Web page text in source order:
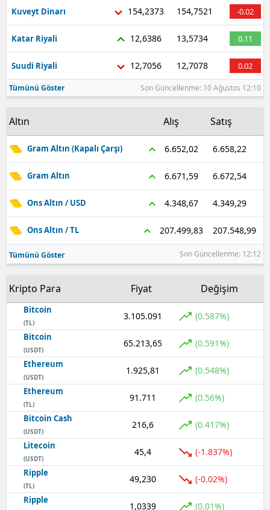
Kuveyt Dinarı 154,2373 154,7521 -0.02
Katar Riyali 12,6386 13,5734 0.11
Suudi Riyali 12,7056 12,7078 0.02
Tümünü Göster Son Güncellenme: 10 Ağustos 12:10
Altın Alış Satış
Gram Altın (Kapalı Çarşı) 6.652,02 6.658,22
Gram Altın 6.671,59 6.672,54
Ons Altın / USD 4.348,67 4.349,29
Ons Altın / TL 207.499,83 207.548,99
Tümünü Göster Son Güncellenme: 12:12
Kripto Para Fiyat Değişim
Bitcoin
(TL)
3.105.091 (0.587%)
Bitcoin
(USDT)
65.213,65 (0.591%)
Ethereum
(USDT)
1.925,81 (0.548%)
Ethereum
(TL)
91.711 (0.56%)
Bitcoin Cash
(USDT)
216,6 (0.417%)
Litecoin
(USDT)
45,4 (-1.837%)
Ripple
(TL)
49,230 (-0.02%)
Ripple
1,0339 (0.01%)